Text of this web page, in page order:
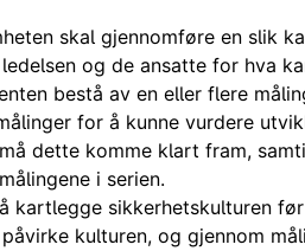
skal gjennomføre en slik
og de ansatte for hva
bestå av en eller flere
for å kunne vurdere
dette komme klart fram,
i serien.
kartlegge sikkerhetskulturen
kulturen, og gjennom